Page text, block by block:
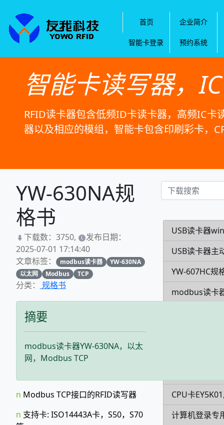
首页 企业简介
智能卡登录 预约系统
智能卡读写器，
RFID读卡器包含低频ID卡读卡器，高频IC卡
器以及相应的模组，智能卡包含印刷彩卡，
USB读卡器
USB读卡器主
YW-607HC规
modbus读卡
CPU卡
计算机登录专
YW-630NA规
格书
下载数：3750,
发布日期：
2025-07-01 17:14:40
文章标签：
modbus读卡器
YW-630NA
以太网
Modbus TCP
分类： 规格书
摘要
modbus读卡器YW-630NA，以太
网，Modbus TCP
n Modbus TCP接口的RFID读写器
n 支持卡: ISO14443A卡，S50，S70